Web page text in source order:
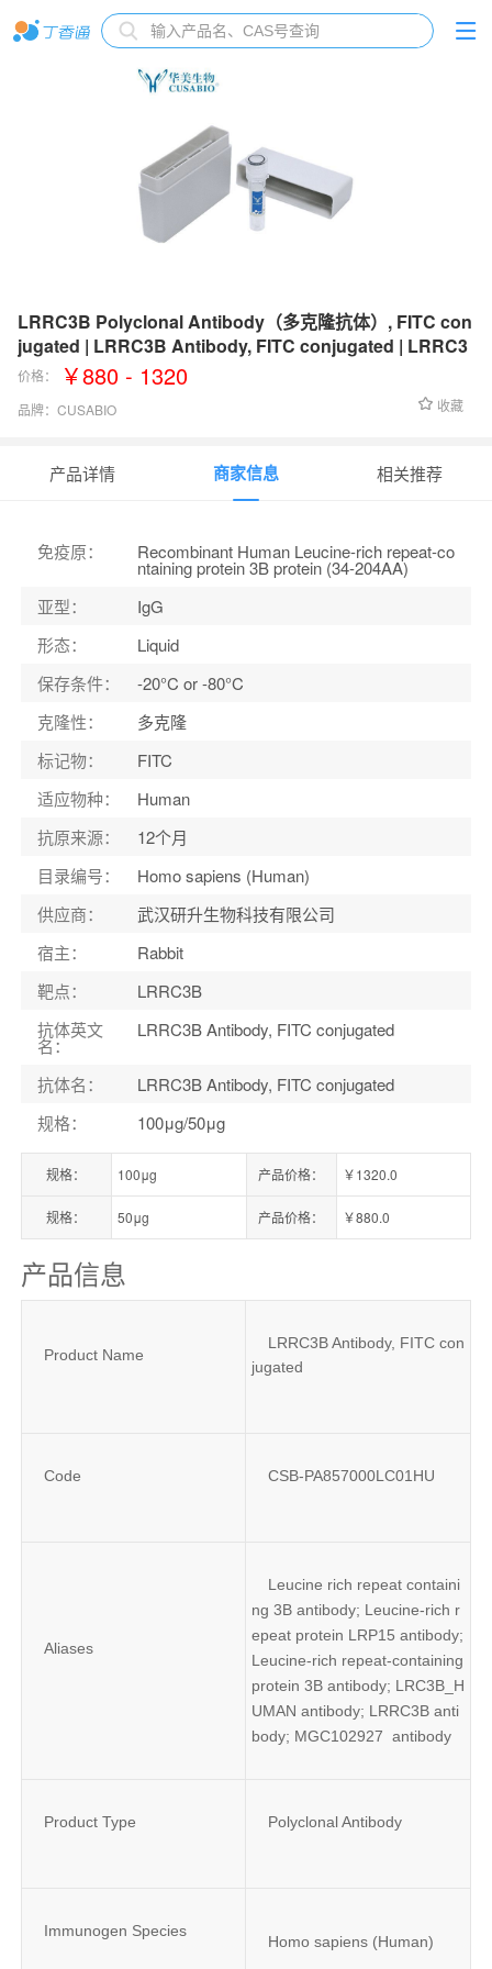
LRRC3B Polyclonal Antibody（多克隆抗体）, FITC con
jugated | LRRC3B Antibody, FITC conjugated | LRRC3
B抗体, FITC conjugated
价格： ￥880 - 1320
品牌： CUSABIO 收藏
产品详情 商家信息 相关推荐
免疫原： Recombinant Human Leucine-rich repeat-co
ntaining protein 3B protein (34-204AA)
亚型：
IgG
形态：
Liquid
保存条件：
-20°C or -80°C
克隆性：
多克隆
标记物：
FITC
适应物种：
Human
抗原来源：
12个月
目录编号：
Homo sapiens (Human)
供应商：
武汉研升生物科技有限公司
宿主：
Rabbit
靶点：
LRRC3B
抗体英文
名：
LRRC3B Antibody, FITC conjugated
抗体名：
LRRC3B Antibody, FITC conjugated
规格： 100μg/50μg
规格： 100μg 产品价格： ￥1320.0
规格： 50μg 产品价格： ￥880.0
产品信息
Product Name
LRRC3B Antibody, FITC con
jugated
Code CSB-PA857000LC01HU
Aliases
Leucine rich repeat containi
ng 3B antibody; Leucine-rich r
epeat protein LRP15 antibody;
Leucine-rich repeat-containing
protein 3B antibody; LRC3B_H
UMAN antibody; LRRC3B anti
body; MGC102927  antibody
Product Type Polyclonal Antibody
Immunogen Species
Homo sapiens (Human)